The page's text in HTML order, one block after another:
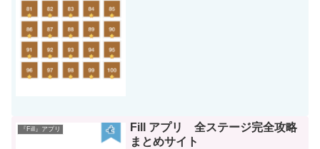
『Fill』アプリ
Fill アプリ 全ステージ完全攻略
まとめサイト